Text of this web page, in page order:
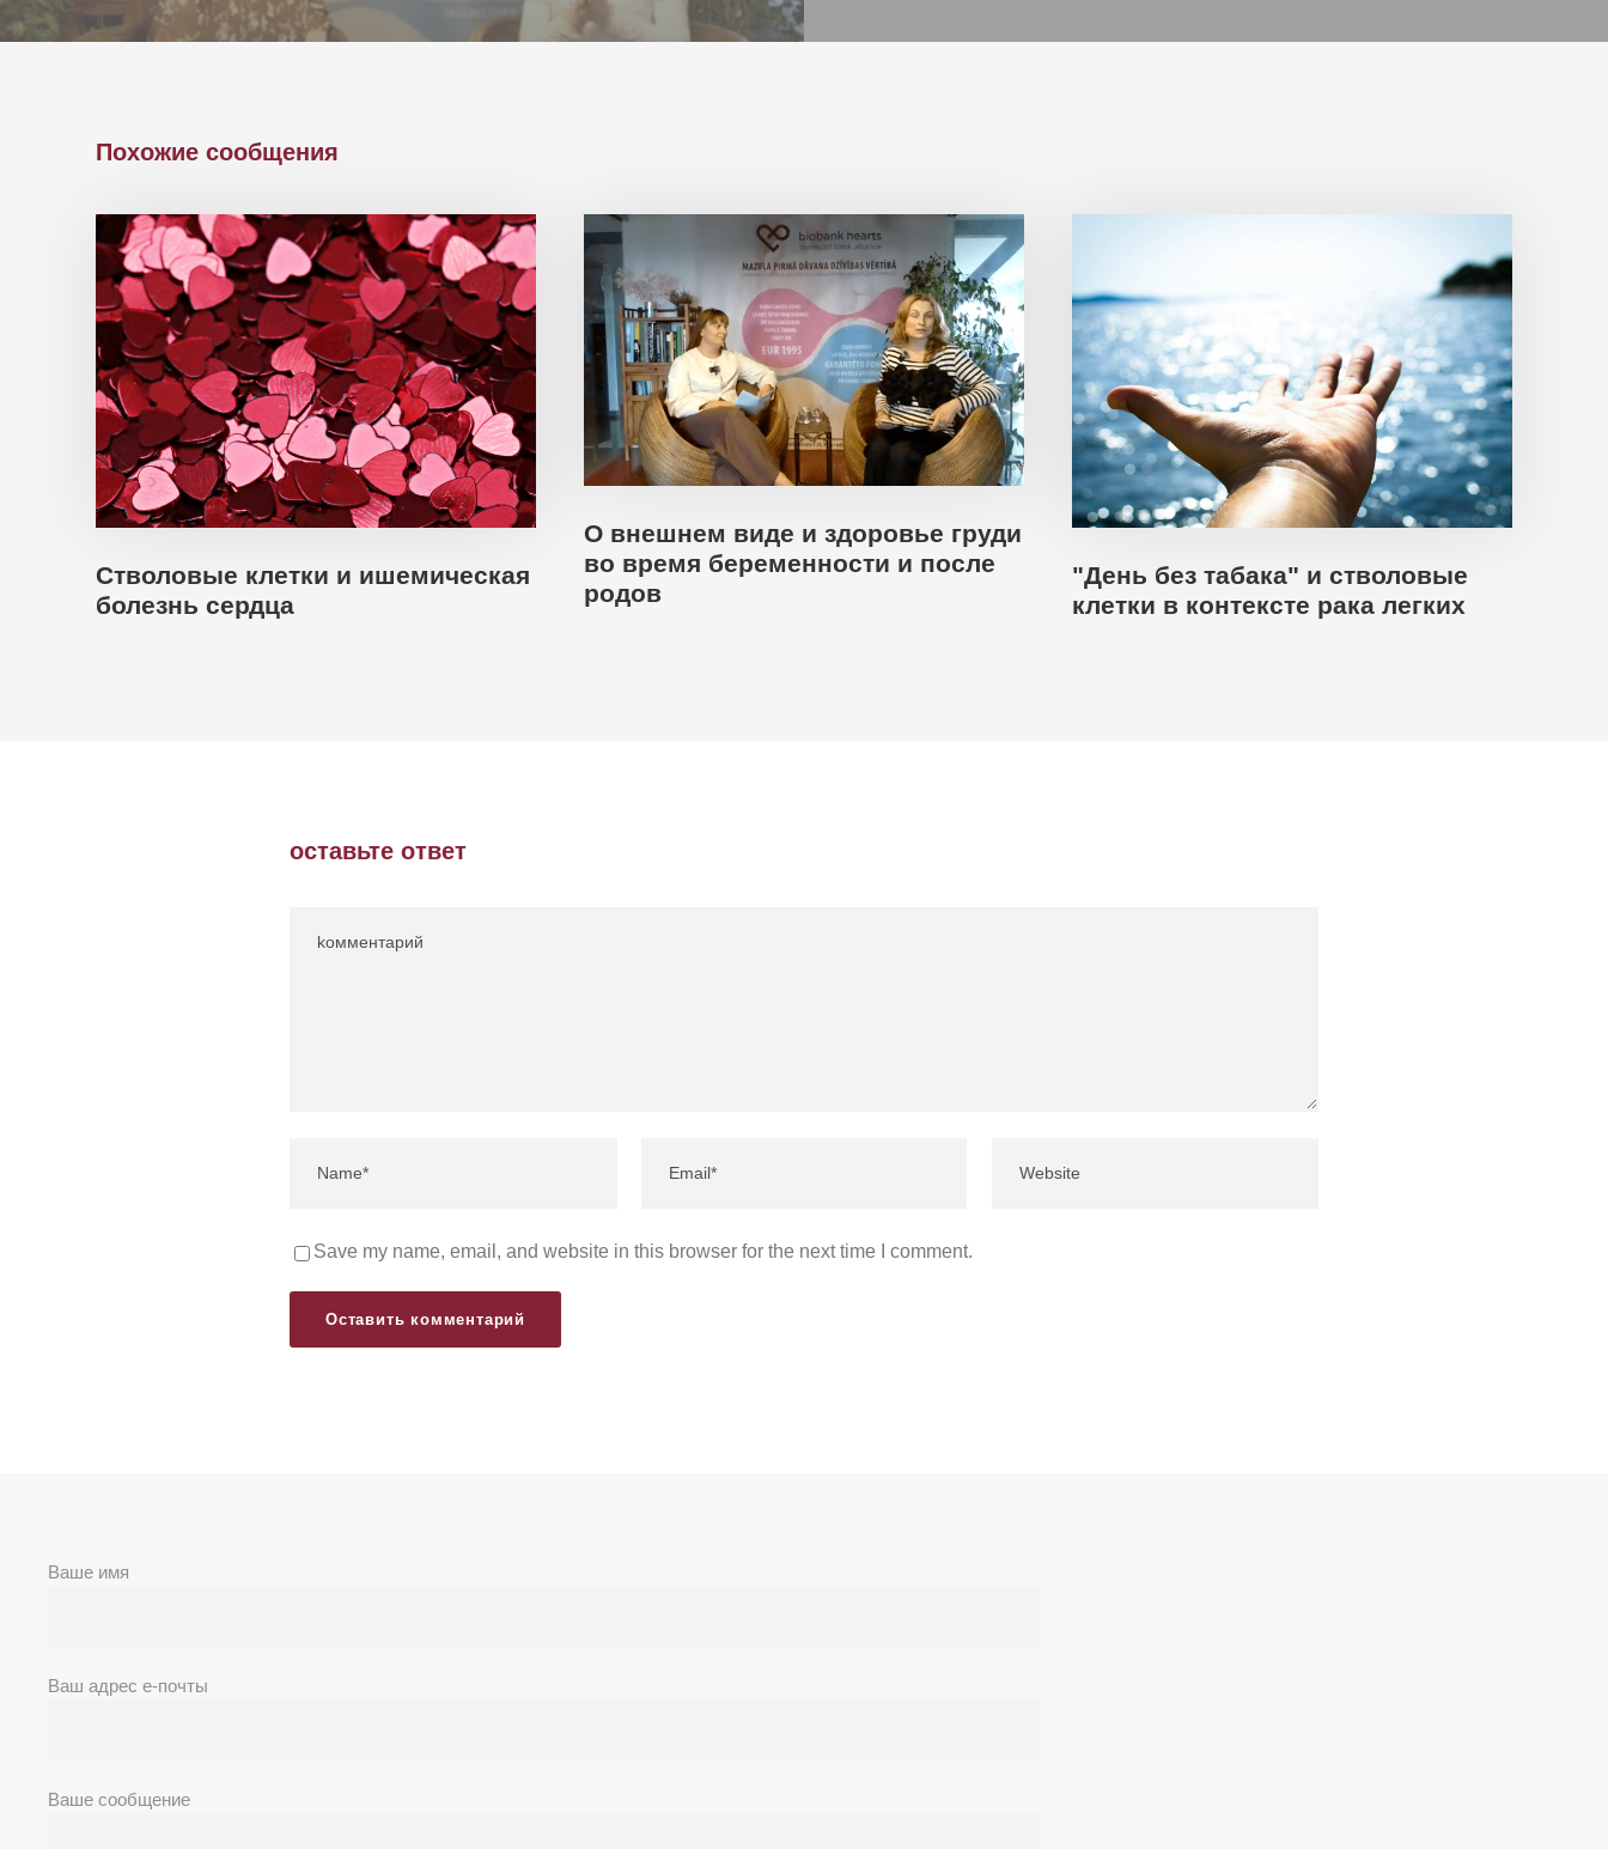
Похожие сообщения
Стволовые клетки и ишемическая
болезнь сердца
О внешнем виде и здоровье груди
во время беременности и после
родов
"День без табака" и стволовые
клетки в контексте рака легких
оставьте ответ
Save my name, email, and website in this browser for the next time I comment.
Ваше имя
Ваш адрес е-почты
Ваше сообщение